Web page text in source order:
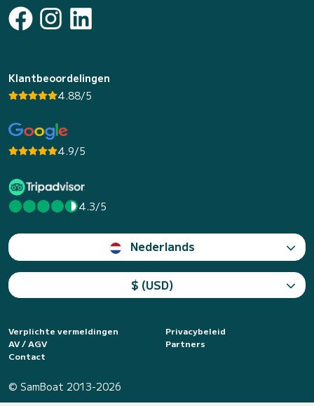
Klantbeoordelingen
4.88/5
4.9/5
4.3/5
Nederlands
$ (USD)
Verplichte vermeldingen
Privacybeleid
AV / AGV
Partners
Contact
© SamBoat 2013-2026